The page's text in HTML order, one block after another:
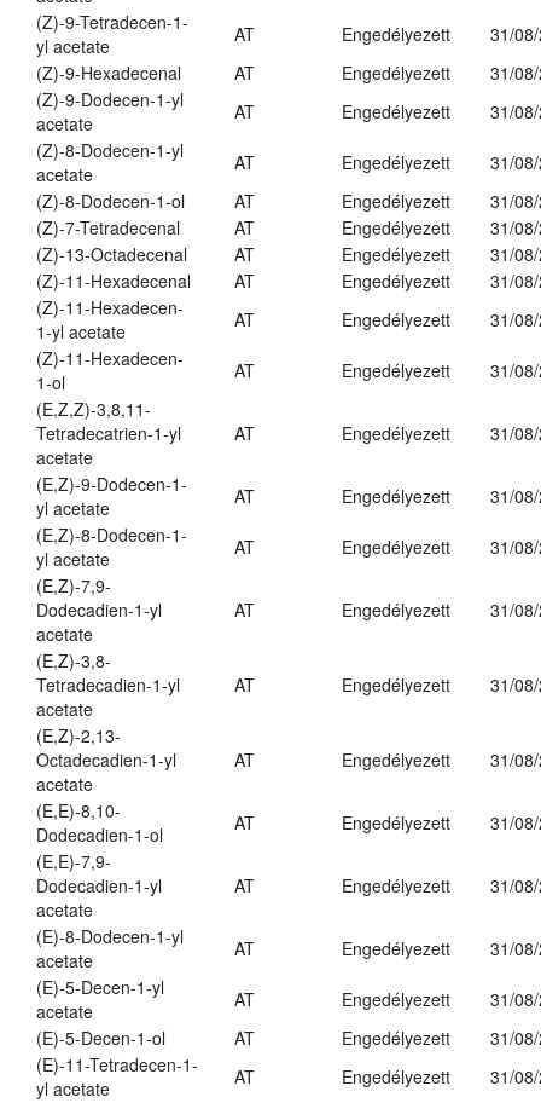
(Z)-9-Tetradecen-1-
yl acetate
AT Engedélyezett
31/
(Z)-9-Hexadecenal
AT Engedélyezett
31/
(Z)-9-Dodecen-1-yl
acetate
AT Engedélyezett
31/
(Z)-8-Dodecen-1-yl
acetate
AT Engedélyezett
31/
(Z)-8-Dodecen-1-ol
AT Engedélyezett
31/
(Z)-7-Tetradecenal
AT Engedélyezett
31/
(Z)-13-Octadecenal
AT Engedélyezett
31/
(Z)-11-Hexadecenal
AT Engedélyezett
31/
(Z)-11-Hexadecen-
1-yl acetate
AT Engedélyezett
31/
(Z)-11-Hexadecen-
1-ol
AT Engedélyezett
31/
(E,Z,Z)-3,8,11-
Tetradecatrien-1-yl
acetate
AT Engedélyezett 31/
(E,Z)-9-Dodecen-1-
yl acetate
AT Engedélyezett
31/
(E,Z)-8-Dodecen-1-
yl acetate
AT Engedélyezett
31/
(E,Z)-7,9-
Dodecadien-1-yl
acetate
AT Engedélyezett 31/
(E,Z)-3,8-
Tetradecadien-1-yl
acetate
AT Engedélyezett 31/
(E,Z)-2,13-
Octadecadien-1-yl
acetate
AT Engedélyezett 31/
(E,E)-8,10-
Dodecadien-1-ol
AT Engedélyezett
31/
(E,E)-7,9-
Dodecadien-1-yl
acetate
AT Engedélyezett 31/
(E)-8-Dodecen-1-yl
acetate
AT Engedélyezett
31/
(E)-5-Decen-1-yl
acetate
AT Engedélyezett
31/
(E)-5-Decen-1-ol
AT Engedélyezett
31/
(E)-11-Tetradecen-1-
yl acetate
AT Engedélyezett 31/